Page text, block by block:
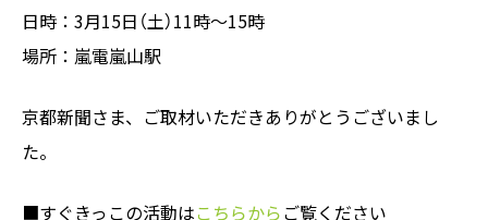
日時：3月15日（土）11時～15時
場所：嵐電嵐山駅
京都新聞さま、ご取材いただきありがとうございまし
た。
■すぐきっこの活動はこちらからご覧ください